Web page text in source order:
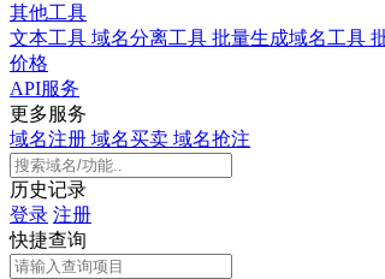
其他工具
文本工具 域名分离工具 批量生成域名工具
价格
API服务
更多服务
域名注册 域名买卖 域名抢注
历史记录
登录 注册
快捷查询